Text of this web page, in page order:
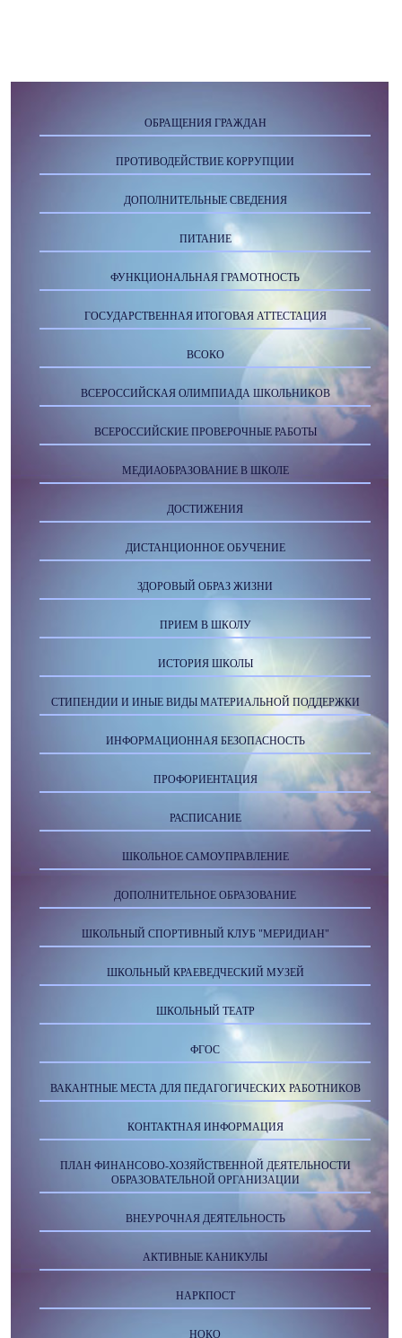
ОБРАЩЕНИЯ ГРАЖДАН
ПРОТИВОДЕЙСТВИЕ КОРРУПЦИИ
ДОПОЛНИТЕЛЬНЫЕ СВЕДЕНИЯ
ПИТАНИЕ
ФУНКЦИОНАЛЬНАЯ ГРАМОТНОСТЬ
ГОСУДАРСТВЕННАЯ ИТОГОВАЯ АТТЕСТАЦИЯ
ВСОКО
ВСЕРОССИЙСКАЯ ОЛИМПИАДА ШКОЛЬНИКОВ
ВСЕРОССИЙСКИЕ ПРОВЕРОЧНЫЕ РАБОТЫ
МЕДИАОБРАЗОВАНИЕ В ШКОЛЕ
ДОСТИЖЕНИЯ
ДИСТАНЦИОННОЕ ОБУЧЕНИЕ
ЗДОРОВЫЙ ОБРАЗ ЖИЗНИ
ПРИЕМ В ШКОЛУ
ИСТОРИЯ ШКОЛЫ
СТИПЕНДИИ И ИНЫЕ ВИДЫ МАТЕРИАЛЬНОЙ ПОДДЕРЖКИ
ИНФОРМАЦИОННАЯ БЕЗОПАСНОСТЬ
ПРОФОРИЕНТАЦИЯ
РАСПИСАНИЕ
ШКОЛЬНОЕ САМОУПРАВЛЕНИЕ
ДОПОЛНИТЕЛЬНОЕ ОБРАЗОВАНИЕ
ШКОЛЬНЫЙ СПОРТИВНЫЙ КЛУБ "МЕРИДИАН"
ШКОЛЬНЫЙ КРАЕВЕДЧЕСКИЙ МУЗЕЙ
ШКОЛЬНЫЙ ТЕАТР
ФГОС
ВАКАНТНЫЕ МЕСТА ДЛЯ ПЕДАГОГИЧЕСКИХ РАБОТНИКОВ
КОНТАКТНАЯ ИНФОРМАЦИЯ
ПЛАН ФИНАНСОВО-ХОЗЯЙСТВЕННОЙ ДЕЯТЕЛЬНОСТИ
ОБРАЗОВАТЕЛЬНОЙ ОРГАНИЗАЦИИ
ВНЕУРОЧНАЯ ДЕЯТЕЛЬНОСТЬ
АКТИВНЫЕ КАНИКУЛЫ
НАРКПОСТ
НОКО